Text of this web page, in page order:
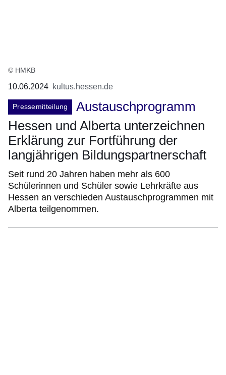
© HMKB
10.06.2024 kultus.hessen.de
Pressemitteilung
Austauschprogramm
Hessen und Alberta unterzeichnen
Erklärung zur Fortführung der
langjährigen Bildungspartnerschaft
Seit rund 20 Jahren haben mehr als 600
Schülerinnen und Schüler sowie Lehrkräfte aus
Hessen an verschieden Austauschprogrammen mit
Alberta teilgenommen.